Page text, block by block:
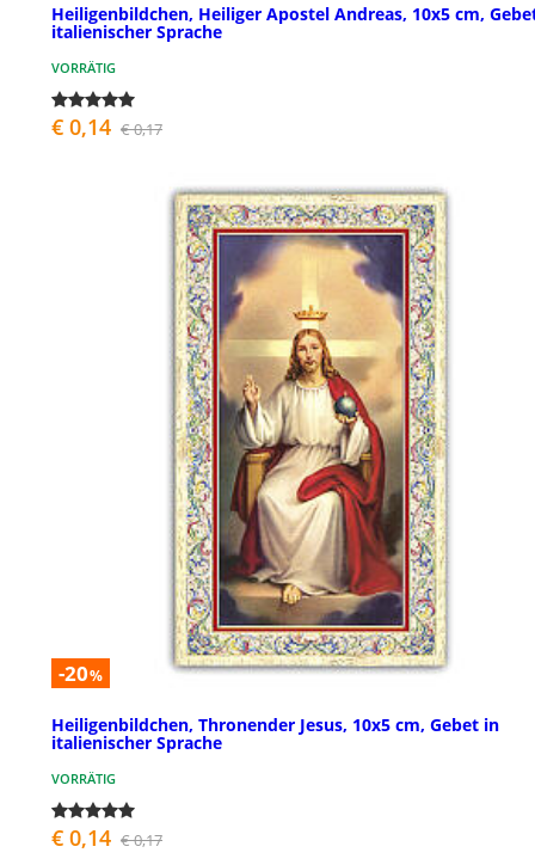
Heiligenbildchen, Heiliger Apostel Andreas, 10x5 cm,
italienischer Sprache
VORRÄTIG
€ 0,14 € 0,17
-20%
Heiligenbildchen, Thronender Jesus, 10x5 cm, Gebet in
italienischer Sprache
VORRÄTIG
€ 0,14 € 0,17